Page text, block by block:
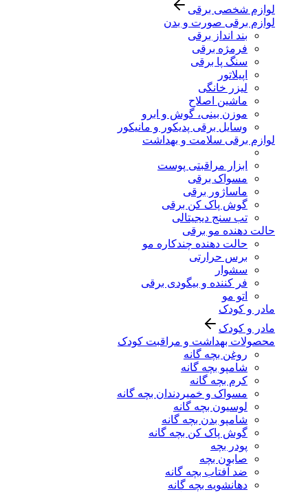
لوازم شخصی برقی
لوازم برقی صورت و بدن
بند انداز برقی
فرمژه برقی
سنگ پا برقی
اپیلاتور
لیزر خانگی
ماشین اصلاح
موزن بینی، گوش و ابرو
وسایل برقی پدیکور و مانیکور
لوازم برقی سلامت و بهداشت
ابزار مراقبتی پوست
مسواک برقی
ماساژور برقی
گوش پاک کن برقی
تب سنج دیجیتالی
حالت دهنده مو برقی
حالت دهنده چندکاره مو
برس حرارتی
سشوار
فر کننده و بیگودی برقی
اتو مو
مادر و کودک
مادر و کودک
محصولات بهداشت و مراقبت کودک
روغن بچه گانه
شامپو بچه گانه
کرم بچه گانه
مسواک و خمیردندان بچه گانه
لوسیون بچه گانه
شامپو بدن بچه گانه
گوش پاک کن بچه گانه
پودر بچه
صابون بچه
ضد آفتاب بچه گانه
دهانشویه بچه گانه